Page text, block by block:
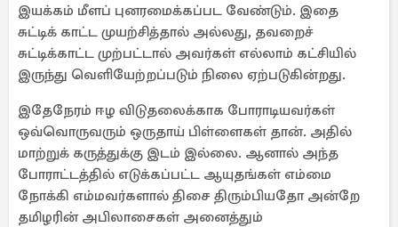
இயக்கம் மீளப் புனரமைக்கப்பட வேண்டும். இதை
சுட்டிக் காட்ட முயற்சித்தால் அல்லது, தவறைச்
சுட்டிக்காட்ட முற்பட்டால் அவர்கள் எல்லாம் கட்சியில்
இருந்து வெளியேற்றப்படும் நிலை ஏற்படுகின்றது.
இதேநேரம் ஈழ விடுதலைக்காக போராடியவர்கள்
ஒவ்வொருவரும் ஒருதாய் பிள்ளைகள் தான். அதில்
மாற்றுக் கருத்துக்கு இடம் இல்லை. ஆனால் அந்த
போராட்டத்தில் எடுக்கப்பட்ட ஆயுதங்கள் எம்மை
நோக்கி எம்மவர்களால் திசை திரும்பியதோ அன்றே
தமிழரின் அபிலாசைகள் அனைத்தும்